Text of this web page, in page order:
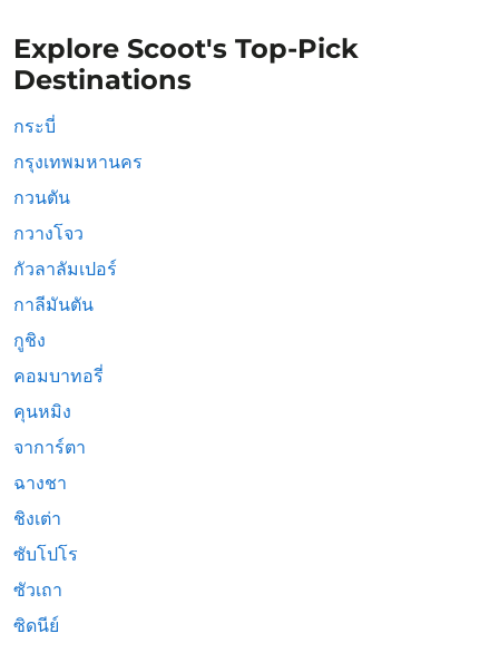
Explore Scoot's Top-Pick
Destinations
กระบี่
กรุงเทพมหานคร
กวนตัน
กวางโจว
กัวลาลัมเปอร์
กาลีมันตัน
กูชิง
คอมบาทอรี่
คุนหมิง
จาการ์ตา
ฉางชา
ชิงเต่า
ซับโปโร
ซัวเถา
ซิดนีย์